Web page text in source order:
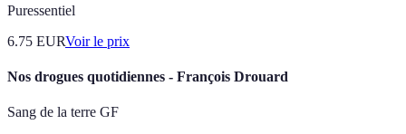
Puressentiel
6.75 EURVoir le prix
Nos drogues quotidiennes - François Drouard
Sang de la terre GF